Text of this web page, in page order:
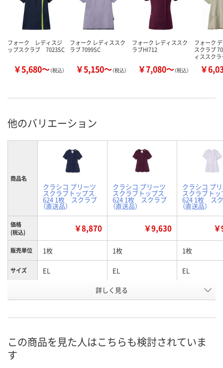
フォーク レディスジ
ップスクラブ 7023SC
￥5,680～（税込）
フォーク レディススク
ラブ 7099SC
￥5,150～（税込）
フォーク レディススク
ラブHI712
￥7,080～（税込）
フォーク
スクラブ
ィススク
￥
他のバリエーション
商品名
クラシコ プリーツ
スクラブトップス
624 1枚 スクラブ
（直送品）
クラシコ プリーツ
スクラブトップス
624 1枚 スクラブ
（直送品）
クラシコ プ
スクラブトッ
624 1枚 ス
（直送品）
価格
(税込)
￥8,870 ￥9,630
販売単位 1枚 1枚 1枚
サイズ EL EL EL
バーガンディー
ブルーラベ
ホワイト
お申込番
在庫 直送品 直送品 直送品
詳しく見る
この商品を見た人はこちらも検討されていま
す